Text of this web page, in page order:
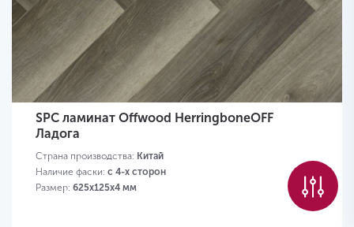
SPC ламинат Offwood HerringboneOFF
Ладога
Страна производства: Китай
Наличие фаски: с 4-х сторон
Размер: 625х125х4 мм